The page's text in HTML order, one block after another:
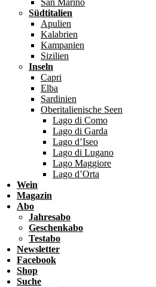
San Marino
Südtitalien
Apulien
Kalabrien
Kampanien
Sizilien
Inseln
Capri
Elba
Sardinien
Oberitalienische Seen
Lago di Como
Lago di Garda
Lago d’Iseo
Lago di Lugano
Lago Maggiore
Lago d’Orta
Wein
Magazin
Abo
Jahresabo
Geschenkabo
Testabo
Newsletter
Facebook
Shop
Suche